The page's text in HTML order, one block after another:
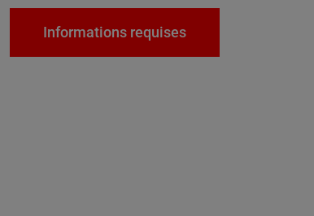
Informations requises